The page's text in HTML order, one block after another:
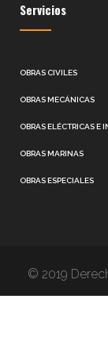
Servicios
OBRAS CIVILES
OBRAS MECÁNICAS
OBRAS ELÉCTRICAS E
OBRAS MARINAS
OBRAS ESPECIALES
© 2019